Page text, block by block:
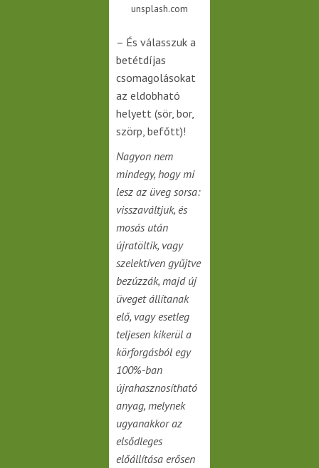
unsplash.com
– És válasszuk a
betétdíjas
csomagolásokat
az eldobható
helyett (sör, bor,
szörp, befőtt)!
Nagyon nem
mindegy, hogy mi
lesz az üveg sorsa:
visszaváltjuk, és
mosás után
újratöltik, vagy
szelektíven gyűjtve
bezúzzák, majd új
üveget állítanak
elő, vagy esetleg
teljesen kikerül a
körforgásból egy
100%-ban
újrahasznosítható
anyag, melynek
ugyanakkor az
elsődleges
előállítása erősen